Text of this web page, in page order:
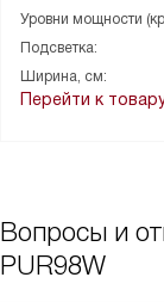
Уровни мощности
Подсветка:
Ширина, см:
Перейти к
Вопросы и
PUR98W